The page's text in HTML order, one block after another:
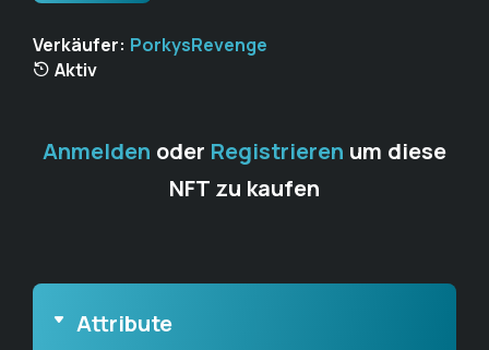
Verkäufer: PorkysRevenge
Aktiv
Anmelden oder Registrieren um diese
NFT zu kaufen
Attribute